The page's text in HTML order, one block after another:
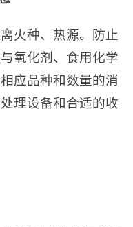
火种、热源。防止
氧化剂、食用化学
应品种和数量的消
理设备和合适的收